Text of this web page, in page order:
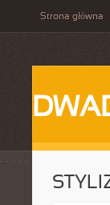
Strona główna